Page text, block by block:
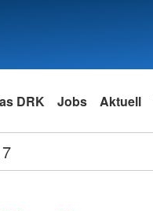
DRK Jobs Aktuell